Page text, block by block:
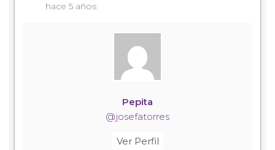
hace 5 años
Pepita
@josefatorres
Ver Perfil